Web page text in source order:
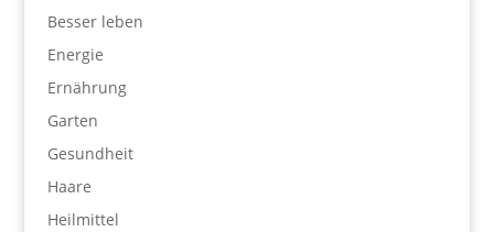
Besser leben
Energie
Ernährung
Garten
Gesundheit
Haare
Heilmittel